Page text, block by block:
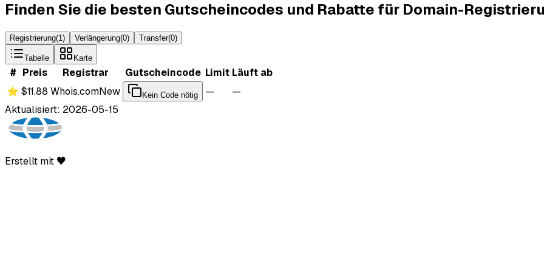
Finden Sie die besten Gutscheincodes und Rabatte für Domain-
Registrierung(1) Verlängerung(0) Transfer(0)
Tabelle Karte
# Preis Registrar Gutscheincode Limit Läuft ab
⭐ $11.88 Whois.comNew Kein Code nötig —
—
Aktualisiert: 2026-05-15
Erstellt mit ♥